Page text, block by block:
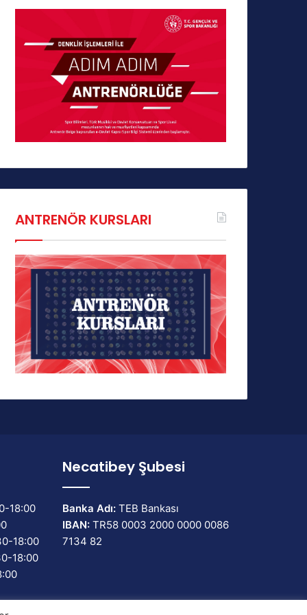
ANTRENÖR KURSLARI
18:00
18:00
18:00
Necatibey Şubesi
Banka Adı: TEB Bankası
IBAN: TR58 0003 2000 0000 0086
7134 82